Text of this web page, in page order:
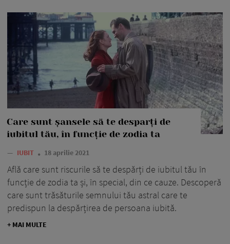
Care sunt șansele să te desparți de
iubitul tău, în funcție de zodia ta
— IUBIT 18 aprilie 2021
Află care sunt riscurile să te despărți de iubitul tău în
funcție de zodia ta și, în special, din ce cauze. Descoperă
care sunt trăsăturile semnului tău astral care te
predispun la despărțirea de persoana iubită.
+ MAI MULTE